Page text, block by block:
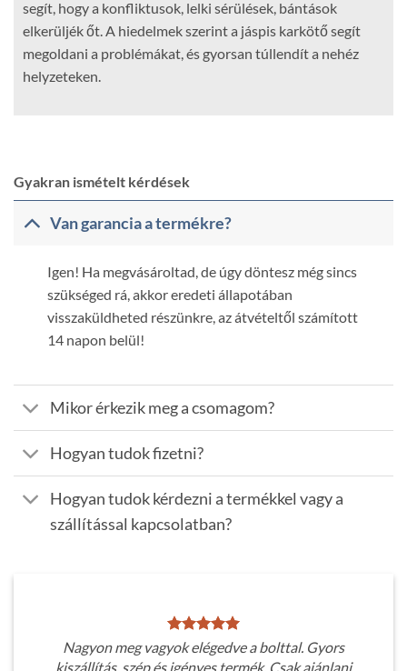
segít, hogy a konfliktusok, lelki sérülések, bántások
elkerüljék őt. A hiedelmek szerint a jáspis karkötő segít
megoldani a problémákat, és gyorsan túllendít a nehéz
helyzeteken.
Gyakran ismételt kérdések
Van garancia a termékre?
Igen! Ha megvásároltad, de úgy döntesz még sincs
szükséged rá, akkor eredeti állapotában
visszaküldheted részünkre, az átvételtől számított
14 napon belül!
Mikor érkezik meg a csomagom?
Hogyan tudok fizetni?
Hogyan tudok kérdezni a termékkel vagy a
szállítással kapcsolatban?
Nagyon meg vagyok elégedve a bolttal. Gyors
kiszállítás, szép és igényes termék. Csak ajánlani